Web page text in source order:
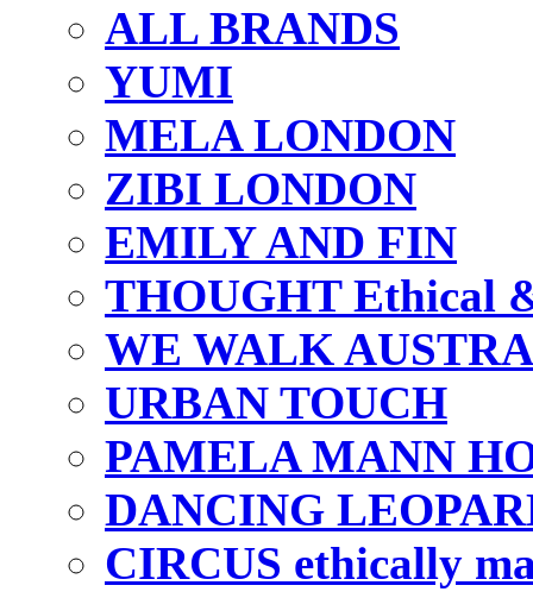
ALL BRANDS
YUMI
MELA LONDON
ZIBI LONDON
EMILY AND FIN
THOUGHT Ethical
WE WALK
URBAN TOUCH
PAMELA MANN
DANCING
CIRCUS ethically